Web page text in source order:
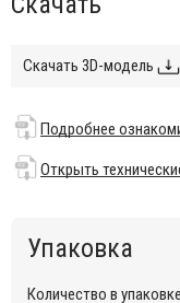
Подробнее
Возможность
Открыть
менеджерам.
Скачать 3D-модель
Подробнее
Открыть
Упаковка
Количество в